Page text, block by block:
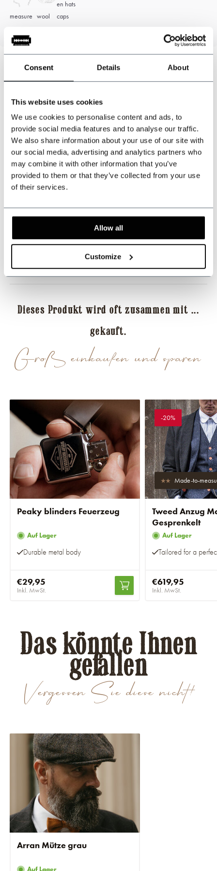
Consent Details About
This website uses cookies
We use cookies to personalise content and ads, to
provide social media features and to analyse our traffic.
We also share information about your use of our site with
our social media, advertising and analytics partners who
may combine it with other information that you’ve
provided to them or that they’ve collected from your use
of their services.
Allow all
Customize
measure wool caps
Kundendienst: besuchszeiten
+31 528233787
sales@shelbybrothers.com
Dieses Produkt teilen
Bewertungen
Groß einkaufen und sparen
Dieses Produkt wird oft zusammen mit ...
gekauft.
Peaky blinders Feuerzeug
Auf Lager
Durable metal body
€29,95
Inkl. MwSt.
-20%
Made-to-
Tweed Anzug
Gesprenkelt
Auf Lager
Tailored for a
€619,95
Inkl. MwSt.
Vergessen Sie diese nicht!
Das könnte Ihnen
gefallen
Arran Mütze grau
Auf Lager